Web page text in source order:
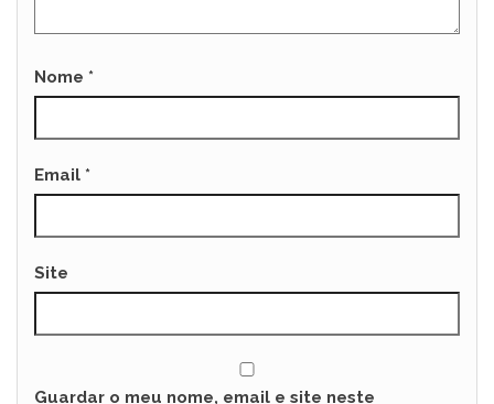
Nome *
Email *
Site
Guardar o meu nome, email e site neste